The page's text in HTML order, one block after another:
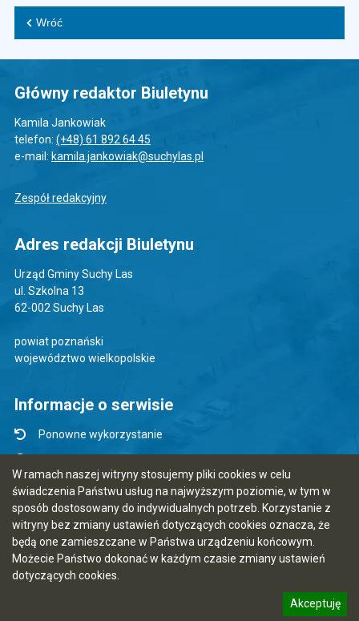
W ramach naszej witryny stosujemy pliki cookies w celu
świadczenia Państwu usług na najwyższym poziomie, w tym w
sposób dostosowany do indywidualnych potrzeb. Korzystanie z
witryny bez zmiany ustawień dotyczących cookies oznacza, że
będą one zamieszczane w Państwa urządzeniu końcowym.
Możecie Państwo dokonać w każdym czasie zmiany ustawień
dotyczących cookies.
Akceptuję
Wróć
Główny redaktor Biuletynu
Kamila Jankowiak
telefon: (+48) 61 892 64 45
e-mail: kamila.jankowiak@suchylas.pl
Zespół redakcyjny
Adres redakcji Biuletynu
Urząd Gminy Suchy Las
ul. Szkolna 13
62-002 Suchy Las
powiat poznański
województwo wielkopolskie
Informacje o serwisie
Ponowne wykorzystanie
Mapa serwisu
Instrukcja obsługi
Statystyki oglądalności
Ostatnia aktualizacja BIP: 05.08.2026 11:44
CMS i hosting: Logonet Sp. z o.o. w Bydgoszczy